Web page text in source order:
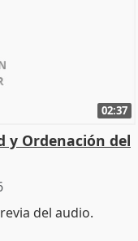
02:37
y Ordenación del